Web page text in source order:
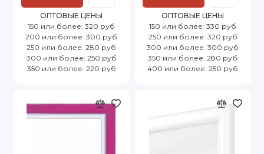
ОПТОВЫЕ ЦЕНЫ
150 или более: 320 руб
200 или более: 300 руб
250 или более: 280 руб
300 или более: 250 руб
350 или более: 220 руб
ОПТОВЫЕ ЦЕНЫ
150 или более: 330 руб
250 или более: 320 руб
300 или более: 300 руб
350 или более: 280 руб
400 или более: 250 руб